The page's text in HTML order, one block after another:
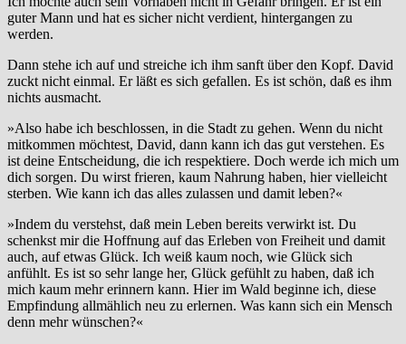
guter Mann und hat es sicher nicht verdient, hintergangen zu
werden.
Dann stehe ich auf und streiche ich ihm sanft über den Kopf. David
zuckt nicht einmal. Er läßt es sich gefallen. Es ist schön, daß es ihm
nichts ausmacht.
»Also habe ich beschlossen, in die Stadt zu gehen. Wenn du nicht
mitkommen möchtest, David, dann kann ich das gut verstehen. Es
ist deine Entscheidung, die ich respektiere. Doch werde ich mich um
dich sorgen. Du wirst frieren, kaum Nahrung haben, hier vielleicht
sterben. Wie kann ich das alles zulassen und damit leben?«
»Indem du verstehst, daß mein Leben bereits verwirkt ist. Du
schenkst mir die Hoffnung auf das Erleben von Freiheit und damit
auch, auf etwas Glück. Ich weiß kaum noch, wie Glück sich
anfühlt. Es ist so sehr lange her, Glück gefühlt zu haben, daß ich
mich kaum mehr erinnern kann. Hier im Wald beginne ich, diese
Empfindung allmählich neu zu erlernen. Was kann sich ein Mensch
denn mehr wünschen?«